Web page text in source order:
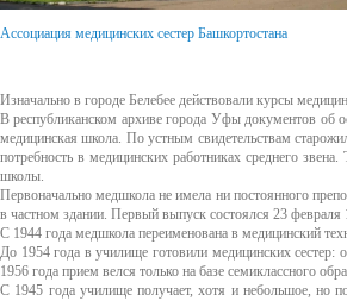
Ассоциация медицинских сестер Башкортостана
Изначально в городе Белебее действовали курсы
В республиканском архиве города Уфы документов об
медицинская школа. По устным свидетельствам
потребность в медицинских работниках среднего
школы.
Первоначально медшкола не имела ни постоянного
в частном здании. Первый выпуск состоялся 23
С 1944 года медшкола переименована в медицинский
До 1954 года в училище готовили медицинских сестер:
1956 года прием велся только на базе семиклассного
С 1945 года училище получает, хотя и небольшое, но